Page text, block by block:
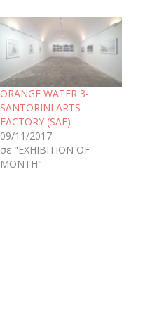
ORANGE WATER 3-
SANTORINI ARTS
FACTORY (SAF)
09/11/2017
σε "EXHIBITION OF
MONTH"